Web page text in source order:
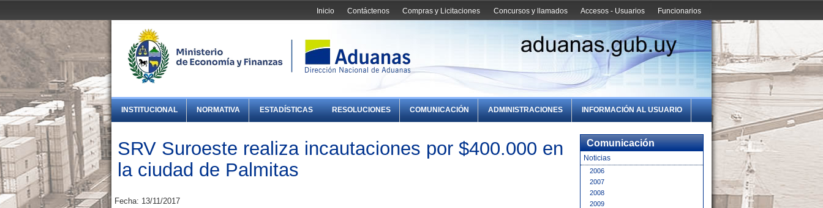
Funcionarios
Accesos - Usuarios
Concursos y llamados
Compras y Licitaciones
Contáctenos
Inicio
INSTITUCIONAL NORMATIVA ESTADÍSTICAS RESOLUCIONES COMUNICACIÓN ADMINISTRACIONES INFORMACIÓN AL USUARIO
SRV Suroeste realiza incautaciones por $400.000 en
la ciudad de Palmitas
Fecha: 13/11/2017
Comunicación
Noticias
2006
2007
2008
2009